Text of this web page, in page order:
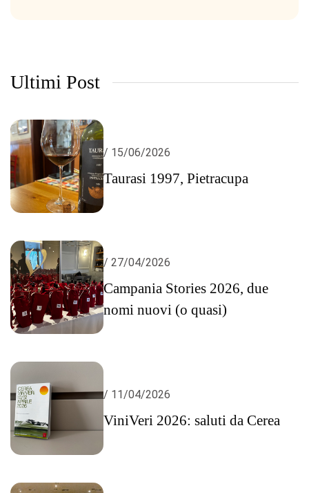
Ultimi Post
/ 15/06/2026
Taurasi 1997, Pietracupa
/ 27/04/2026
Campania Stories 2026, due
nomi nuovi (o quasi)
/ 11/04/2026
ViniVeri 2026: saluti da Cerea